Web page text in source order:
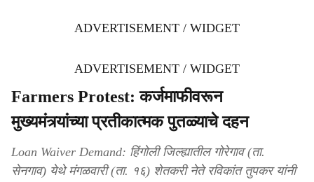
ADVERTISEMENT / WIDGET
ADVERTISEMENT / WIDGET
Farmers Protest: कर्जमाफीवरून
मुख्यमंत्र्यांच्या प्रतीकात्मक पुतळ्याचे दहन
Loan Waiver Demand: हिंगोली जिल्ह्यातील गोरेगाव (ता.
सेनगाव) येथे मंगळवारी (ता. १६) शेतकरी नेते रविकांत तुपकर यांनी